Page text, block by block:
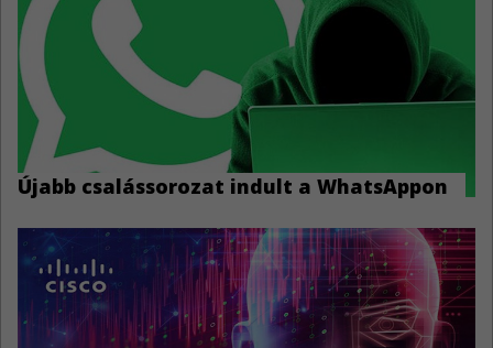
Újabb csalássorozat indult a WhatsAppon